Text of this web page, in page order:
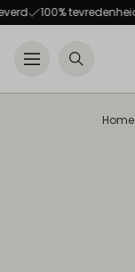
Open menu
Zoeken
100% tevredenheid
Home